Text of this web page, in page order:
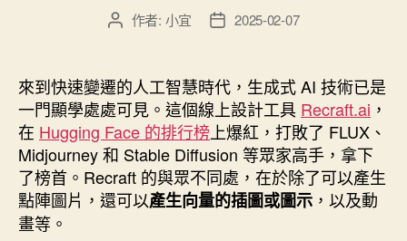
式
升
級”
文
者
作者: 小宜
文
佈
日
期
2025-02-07
來到快速變遷的人工智慧時代，生成式 AI 技術已是
一門顯學處處可見。這個線上設計工具 Recraft.ai ，
在 Hugging Face 的排行榜 上爆紅，打敗了 FLUX、
Midjourney 和 Stable Diffusion 等眾家高手，拿下
了榜首。Recraft 的與眾不同處，在於除了可以產生
點陣圖片，還可以產生向量的插圖或圖示 ，以及動
畫等。